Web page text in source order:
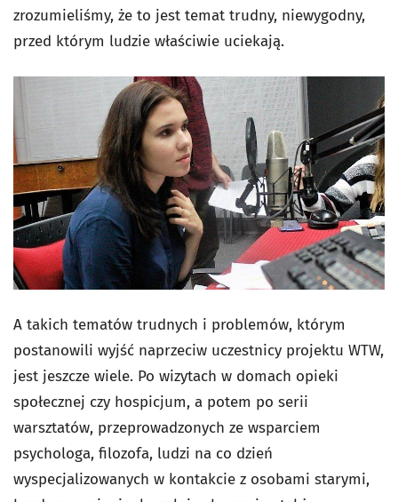
zrozumieliśmy, że to jest temat trudny, niewygodny,
przed którym ludzie właściwie uciekają.
A takich tematów trudnych i problemów, którym
postanowili wyjść naprzeciw uczestnicy projektu WTW,
jest jeszcze wiele. Po wizytach w domach opieki
społecznej czy hospicjum, a potem po serii
warsztatów, przeprowadzonych ze wsparciem
psychologa, filozofa, ludzi na co dzień
wyspecjalizowanych w kontakcie z osobami starymi,